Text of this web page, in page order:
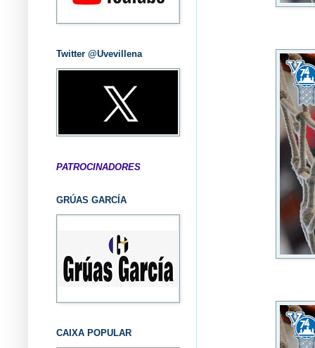
Twitter @Uvevillena
PATROCINADORES
GRÚAS GARCÍA
CAIXA POPULAR